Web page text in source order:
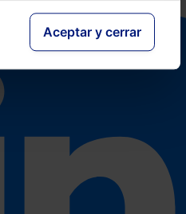
Aceptar y cerrar